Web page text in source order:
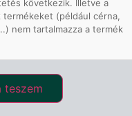
következik. Illetve a
(például cérna,
nem tartalmazza a termék
teszem